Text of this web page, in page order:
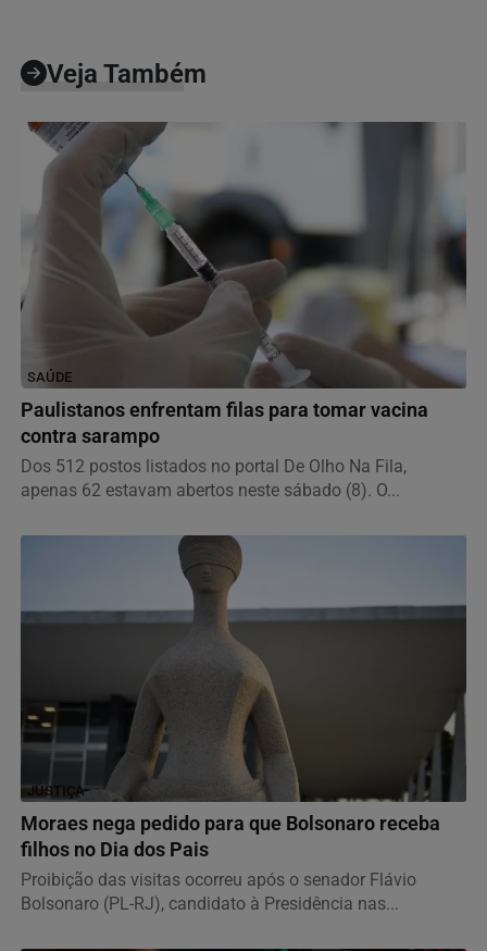
Veja Também
SAÚDE
Paulistanos enfrentam filas para tomar vacina
contra sarampo
Dos 512 postos listados no portal De Olho Na Fila,
apenas 62 estavam abertos neste sábado (8). O...
JUSTIÇA
Moraes nega pedido para que Bolsonaro receba
filhos no Dia dos Pais
Proibição das visitas ocorreu após o senador Flávio
Bolsonaro (PL-RJ), candidato à Presidência nas...